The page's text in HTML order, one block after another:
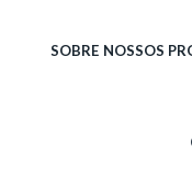
SOBRE NOSSOS